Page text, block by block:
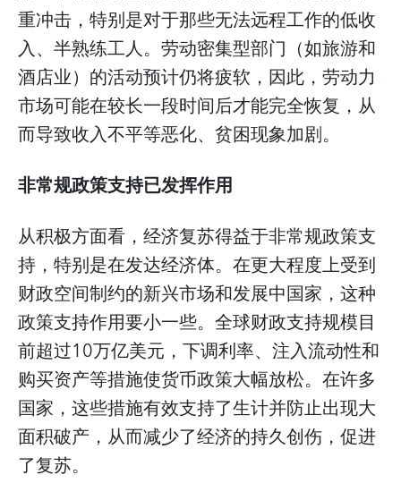
重冲击，特别是对于那些无法远程工作的低收
入、半熟练工人。劳动密集型部门（如旅游和
酒店业）的活动预计仍将疲软，因此，劳动力
市场可能在较长一段时间后才能完全恢复，从
而导致收入不平等恶化、贫困现象加剧。
非常规政策支持已发挥作用
从积极方面看，经济复苏得益于非常规政策支
持，特别是在发达经济体。在更大程度上受到
财政空间制约的新兴市场和发展中国家，这种
政策支持作用要小一些。全球财政支持规模目
前超过10万亿美元，下调利率、注入流动性和
购买资产等措施使货币政策大幅放松。在许多
国家，这些措施有效支持了生计并防止出现大
面积破产，从而减少了经济的持久创伤，促进
了复苏。